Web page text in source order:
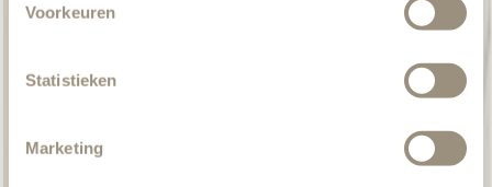
Voorkeuren
Statistieken
Marketing